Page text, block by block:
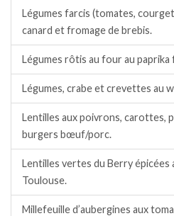
Légumes farcis (tomates,
canard et fromage de brebis.
Légumes rôtis au four au paprika
Légumes, crabe et crevettes au
Lentilles aux poivrons, carottes,
burgers bœuf/porc.
Lentilles vertes du Berry épicées
Toulouse.
Millefeuille d’aubergines aux